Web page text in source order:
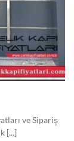
ve Sipariş
[...]